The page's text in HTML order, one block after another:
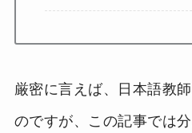
厳密に言えば、日本語教
のですが、この記事では